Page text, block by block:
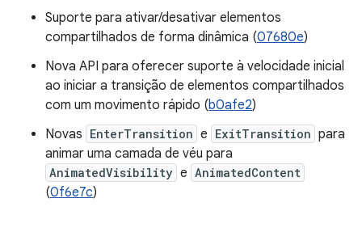
Suporte para ativar/desativar elementos
compartilhados de forma dinâmica (07680e)
Nova API para oferecer suporte à velocidade inicial
ao iniciar a transição de elementos compartilhados
com um movimento rápido (b0afe2)
Novas EnterTransition e ExitTransition para
animar uma camada de véu para
AnimatedVisibility e AnimatedContent
(0f6e7c)